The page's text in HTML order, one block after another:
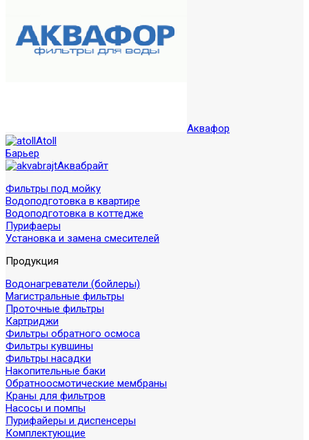
Аквафор
Atoll
Барьер
Аквабрайт
Фильтры под мойку
Водоподготовка в квартире
Водоподготовка в коттедже
Пурифаеры
Установка и замена смесителей
Продукция
Водонагреватели (бойлеры)
Магистральные фильтры
Проточные фильтры
Картриджи
Фильтры обратного осмоса
Фильтры кувшины
Фильтры насадки
Накопительные баки
Обратноосмотические мембраны
Краны для фильтров
Насосы и помпы
Пурифайеры и диспенсеры
Комплектующие